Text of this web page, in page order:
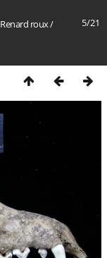
5/21
Renard roux/